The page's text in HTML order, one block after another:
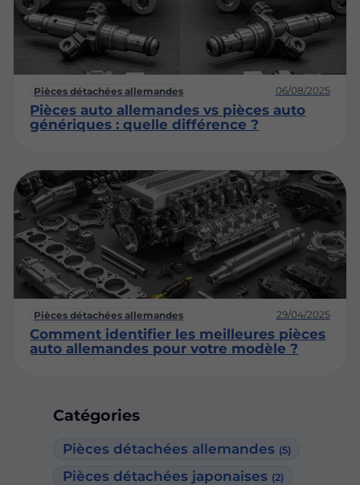
Catégories
Pièces détachées allemandes (5)
Pièces détachées japonaises (2)
Pièces détachées allemandes 06/08/2025
Pièces auto allemandes vs pièces auto
génériques : quelle différence ?
Pièces détachées allemandes 29/04/2025
Comment identifier les meilleures pièces
auto allemandes pour votre modèle ?